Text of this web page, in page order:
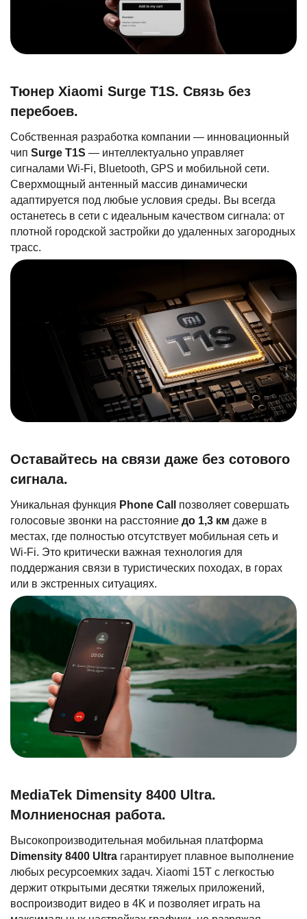
Тюнер Xiaomi Surge T1S. Связь без
перебоев.
Собственная разработка компании — инновационный
чип Surge T1S — интеллектуально управляет
сигналами Wi-Fi, Bluetooth, GPS и мобильной сети.
Сверхмощный антенный массив динамически
адаптируется под любые условия среды. Вы всегда
останетесь в сети с идеальным качеством сигнала: от
плотной городской застройки до удаленных загородных
трасс.
Оставайтесь на связи даже без сотового
сигнала.
Уникальная функция Phone Call
позволяет совершать
голосовые звонки на расстояние до 1,3 км даже в
местах, где полностью отсутствует мобильная сеть и
Wi-Fi. Это критически важная технология для
поддержания связи в туристических походах, в горах
или в экстренных ситуациях.
MediaTek Dimensity 8400 Ultra.
Молниеносная работа.
Высокопроизводительная мобильная платформа
Dimensity 8400 Ultra гарантирует плавное выполнение
любых ресурсоемких задач. Xiaomi 15T с легкостью
держит открытыми десятки тяжелых приложений,
воспроизводит видео в 4K и позволяет играть на